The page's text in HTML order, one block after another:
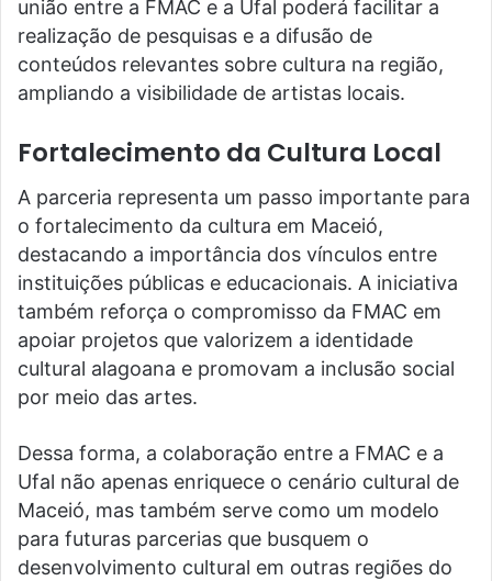
união entre a FMAC e a Ufal poderá facilitar a
realização de pesquisas e a difusão de
conteúdos relevantes sobre cultura na região,
ampliando a visibilidade de artistas locais.
Fortalecimento da Cultura Local
A parceria representa um passo importante para
o fortalecimento da cultura em Maceió,
destacando a importância dos vínculos entre
instituições públicas e educacionais. A iniciativa
também reforça o compromisso da FMAC em
apoiar projetos que valorizem a identidade
cultural alagoana e promovam a inclusão social
por meio das artes.
Dessa forma, a colaboração entre a FMAC e a
Ufal não apenas enriquece o cenário cultural de
Maceió, mas também serve como um modelo
para futuras parcerias que busquem o
desenvolvimento cultural em outras regiões do